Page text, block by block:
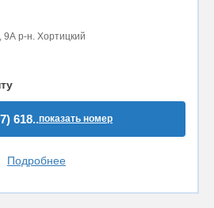
9А р-н. Хортицкий
618..показать номер
Подробнее